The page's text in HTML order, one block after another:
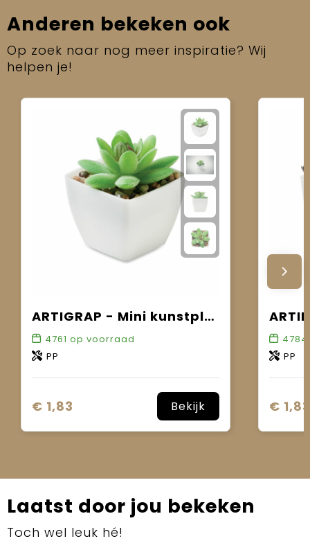
Anderen bekeken ook
Op zoek naar nog meer inspiratie? Wij
helpen je!
ARTIGRAP - Mini kunstplant
4761 op voorraad
PP
€ 1,83 Bekijk
4784
PP
€ 1,83
Laatst door jou bekeken
Toch wel leuk hé!